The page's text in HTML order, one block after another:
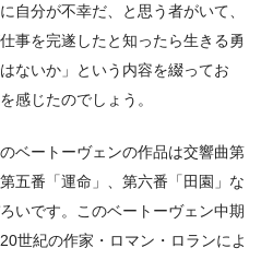
自分が不幸だ、と思う者がいて、
事を完遂したと知ったら生きる勇
ないか」という内容を綴ってお
感じたのでしょう。
ベートーヴェンの作品は交響曲第
五番「運命」、第六番「田園」な
いです。このベートーヴェン中期
世紀の作家・ロマン・ロランによ